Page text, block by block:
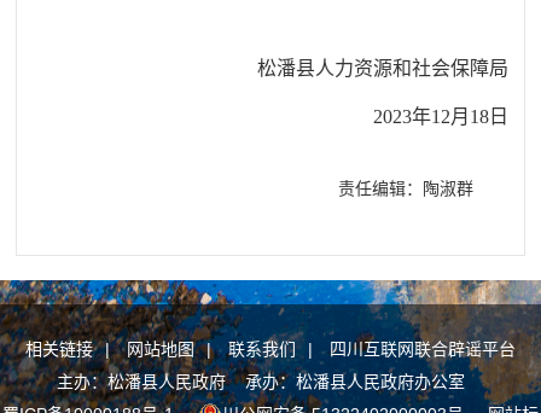
松潘县人力资源和社会保障局
2023年12月18日
责任编辑：陶淑群
相关链接 | 网站地图 | 联系我们 |
四川互联网联合辟谣平台
主办：松潘县人民政府 承办：松潘县人民政府办公室